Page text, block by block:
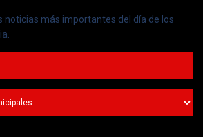
noticias más importantes del día de los